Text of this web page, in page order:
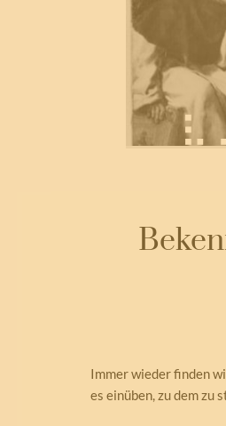
Immer wieder finden
es einüben, zu dem zu